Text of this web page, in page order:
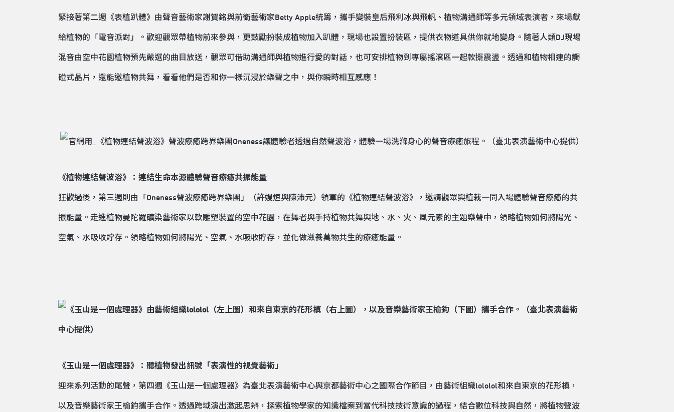
緊接著第二週《表植趴體》由聲音藝術家謝賀銘與前衛藝術家Betty Apple統籌，攜手變裝皇后飛利冰與飛帆、植物溝通師等多元領域表演者，來場獻
給植物的「電音派對」。歡迎觀眾帶植物前來參與，更鼓勵扮裝成植物加入趴體，現場也設置扮裝區，提供衣物道具供你就地變身。隨著人類DJ現場
混音由空中花園植物預先嚴選的曲目放送，觀眾可借助溝通師與植物進行愛的對話，也可安排植物到專屬搖滾區一起款擺震盪。透過和植物相連的觸
碰式晶片，還能邀植物共舞，看看他們是否和你一樣沉浸於樂聲之中，與你瞬時相互感應！
《植物連結聲波浴》：連結生命本源體驗聲音療癒共振能量
狂歡過後，第三週則由「Oneness聲波療癒跨界樂團」（許嫚烜與陳沛元）領軍的《植物連結聲波浴》，邀請觀眾與植栽一同入場體驗聲音療癒的共
振能量。走進植物曼陀羅礦染藝術家以軟雕塑裝置的空中花園，在舞者與手持植物共舞與地、水、火、風元素的主題樂聲中，領略植物如何將陽光、
空氣、水吸收貯存。領略植物如何將陽光、空氣、水吸收貯存，並化做滋養萬物共生的療癒能量。
《玉山是一個處理器》：聽植物發出訊號「表演性的視覺藝術」
迎來系列活動的尾聲，第四週《玉山是一個處理器》為臺北表演藝術中心與京都藝術中心之國際合作節目，由藝術組織lololol和來自東京的花形槙，
以及音樂藝術家王榆鈞攜手合作。透過跨域演出激起思辨，探索植物學家的知識檔案到當代科技技術意識的過程，結合數位科技與自然，將植物聲波